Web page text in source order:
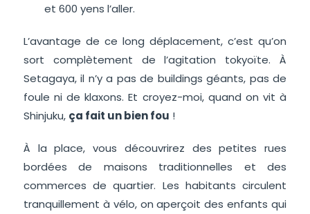
et 600 yens l’aller.
L’avantage de ce long déplacement, c’est qu’on
sort complètement de l’agitation tokyoïte. À
Setagaya, il n’y a pas de buildings géants, pas de
foule ni de klaxons. Et croyez-moi, quand on vit à
Shinjuku, ça fait un bien fou !
À la place, vous découvrirez des petites rues
bordées de maisons traditionnelles et des
commerces de quartier. Les habitants circulent
tranquillement à vélo, on aperçoit des enfants qui